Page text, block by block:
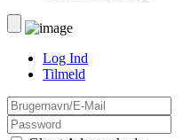
Log Ind
Tilmeld